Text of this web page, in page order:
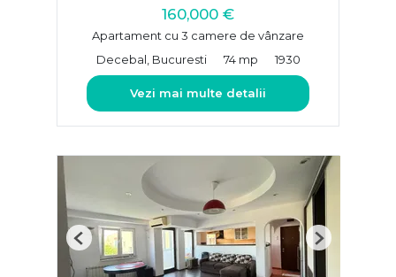
160,000 €
Apartament cu 3 camere de vânzare
Decebal, Bucuresti
74 mp 1930
Vezi mai multe detalii
Previous Next